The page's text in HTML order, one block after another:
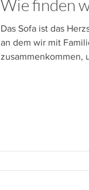
Wie finden
Das Sofa ist das
an dem wir mit
zusammenkommen,